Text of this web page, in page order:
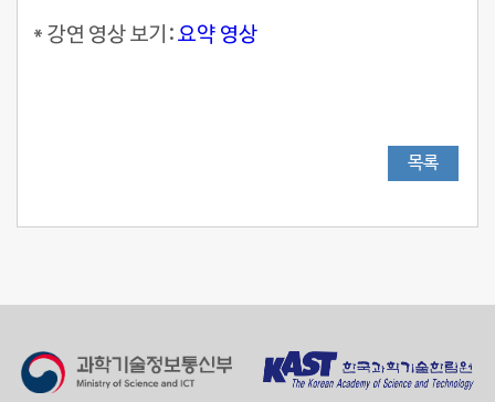
* 강연 영상 보기:요약 영상
목록